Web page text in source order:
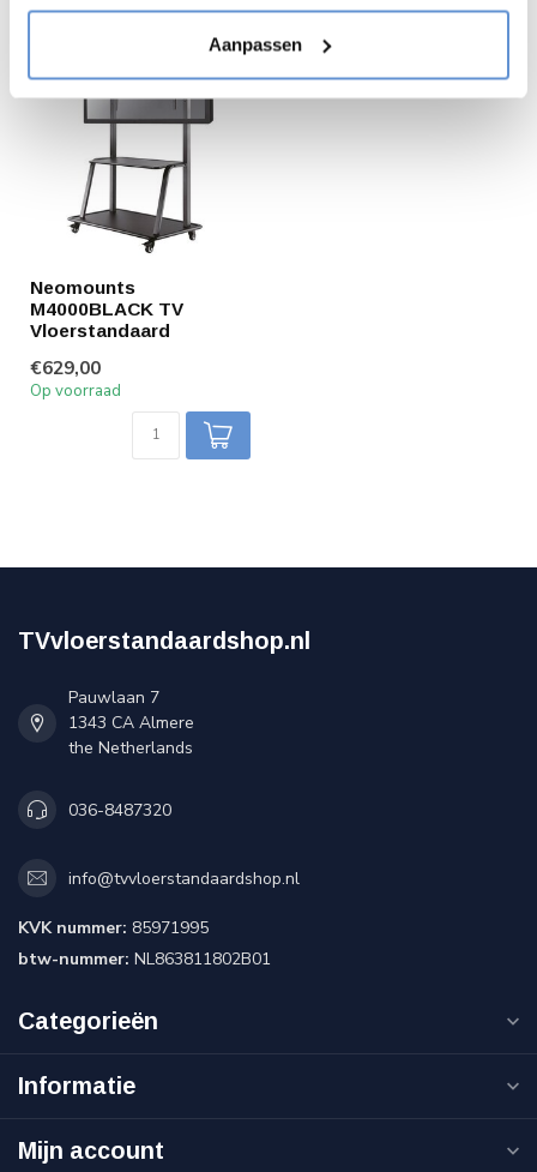
Aanpassen
Neomounts
M4000BLACK TV
Vloerstandaard
€629,00
Op voorraad
TVvloerstandaardshop.nl
Pauwlaan 7
1343 CA Almere
the Netherlands
036-8487320
info@tvvloerstandaardshop.nl
KVK nummer: 85971995
btw-nummer: NL863811802B01
Categorieën
Informatie
Mijn account